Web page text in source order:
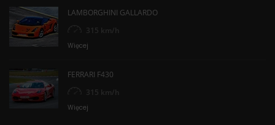
LAMBORGHINI GALLARDO
315 km/h
Więcej
FERRARI F430
315 km/h
Więcej